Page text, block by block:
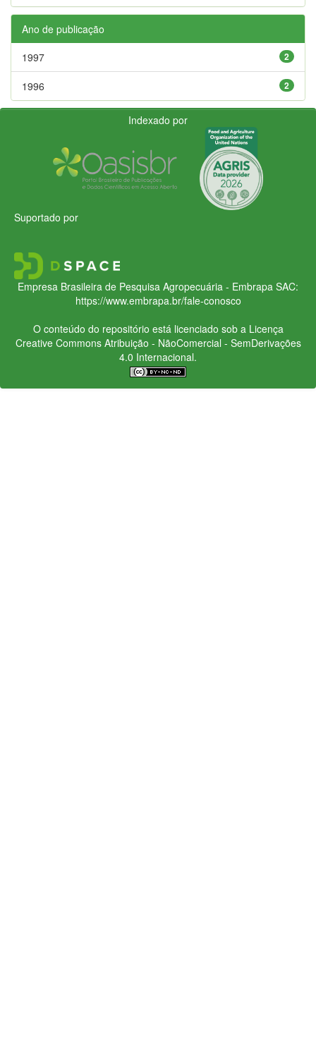
Ano de publicação
2
1997
2
1996
Indexado por
Suportado por
Empresa Brasileira de Pesquisa Agropecuária - Embrapa SAC:
https://www.embrapa.br/fale-conosco
O conteúdo do repositório está licenciado sob a Licença
Creative CommonsAtribuição - NãoComercial - SemDerivações
4.0 Internacional.